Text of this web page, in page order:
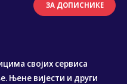
ЗА ДОПИСНИКЕ
својих сервиса
Њене вијести и други